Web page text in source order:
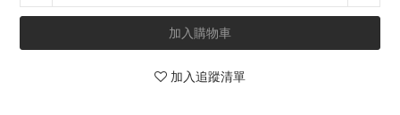
加入購物車
加入追蹤清單